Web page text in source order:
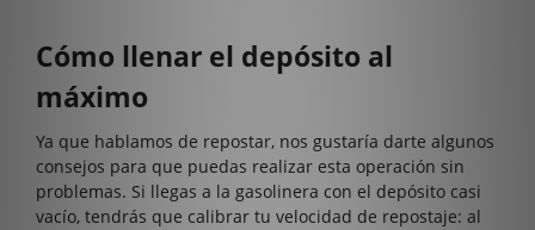
Cómo llenar el depósito al
máximo
Ya que hablamos de repostar, nos gustaría darte algunos
consejos para que puedas realizar esta operación sin
problemas. Si llegas a la gasolinera con el depósito casi
vacío, tendrás que calibrar tu velocidad de repostaje: al